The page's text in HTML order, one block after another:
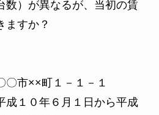
数）が異なるが、当初の賃
ますか？
〇市××町１－１－１
０年６月１日から平成